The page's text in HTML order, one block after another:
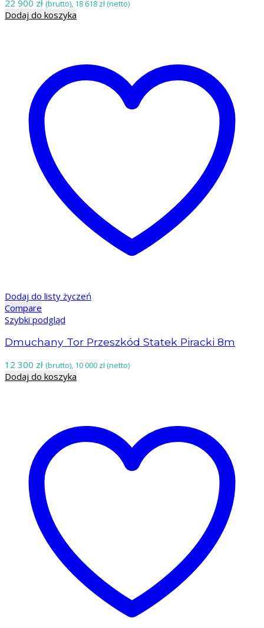
22 900 zł (brutto), 18 618 zł (netto)
Dodaj do koszyka
Dodaj do listy życzeń
Compare
Szybki podgląd
Dmuchany Tor Przeszkód Statek Piracki 8m
12 300 zł (brutto), 10 000 zł (netto)
Dodaj do koszyka